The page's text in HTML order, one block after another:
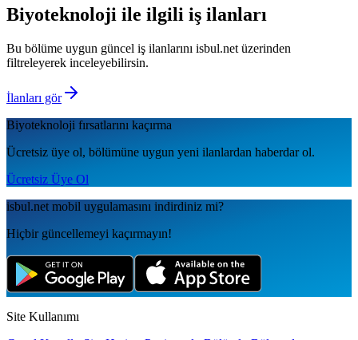
Biyoteknoloji ile ilgili iş ilanları
Bu bölüme uygun güncel iş ilanlarını isbul.net üzerinden
filtreleyerek inceleyebilirsin.
İlanları gör
Biyoteknoloji fırsatlarını kaçırma
Ücretsiz üye ol, bölümüne uygun yeni ilanlardan haberdar ol.
Ücretsiz Üye Ol
isbul.net mobil uygulamаsını indirdiniz mi?
Hiçbir güncellemeyi kaçırmayın!
Site Kullanımı